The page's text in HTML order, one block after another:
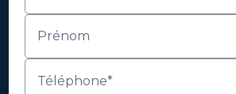
Prénom
Téléphone*